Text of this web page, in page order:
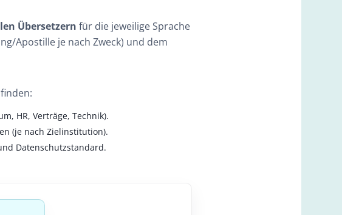
Übersetzern für die jeweilige Sprache
Apostille je nach Zweck) und dem
HR, Verträge, Technik).
(je nach Zielinstitution).
Datenschutzstandard.